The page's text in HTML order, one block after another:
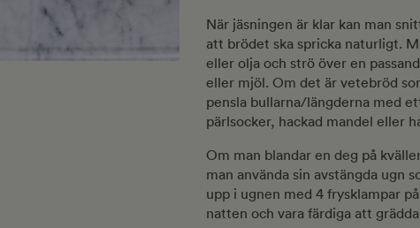
När jäsningen är klar kan man
att brödet ska spricka naturligt.
eller olja och strö över en
eller mjöl. Om det är vetebröd
pensla bullarna/längderna med
pärlsocker, hackad mandel eller
Om man blandar en deg på
man använda sin avstängda ugn
upp i ugnen med 4 frysklampar
natten och vara färdiga att